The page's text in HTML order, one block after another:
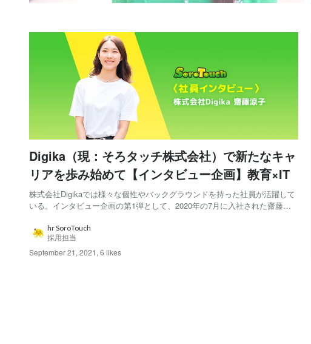
Digika（現：そろタッチ株式会社）で新たなキャ
リアを歩み始めて【インタビュー企画】教育×IT
株式会社Digikaでは様々な個性やバックグラウンドを持った社員が活躍して
いる。インタビュー企画の第1弾として、2020年の7月に入社された齋藤さ
仕事に存分に生かして働く、彼女の思いに迫る。 ※株式会社Digikaは2024年
10月に「そろタッチ...
hr SoroTouch
採用担当
September 21, 2021 , 6 likes